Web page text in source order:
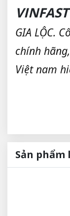
GIA LỘC.
chính
Việt nam
Sản phẩm